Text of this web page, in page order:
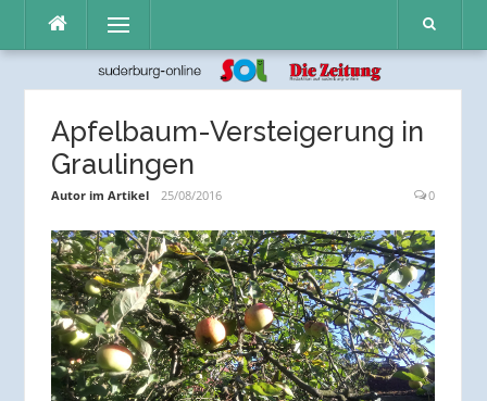
Inhalt
Menü
Apfelbaum-Versteigerung in
Graulingen
Autor im Artikel 25/08/2016 0